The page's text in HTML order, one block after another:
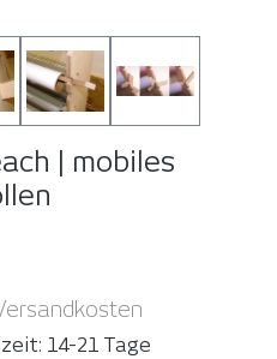
| mobiles
14-21 Tage